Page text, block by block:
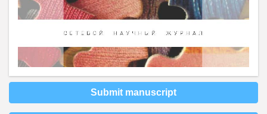
Submit manuscript